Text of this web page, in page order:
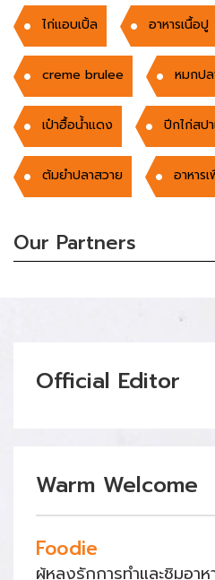
ไก่แอบเปิ้ล อาหารเนื้อปู
creme brulee หมกป
เป๋าฮื้อน้ำแดง ปีกไก่สป
ต้มยำปลาสวาย อาหาร
Our Partners
Official Editor
Warm Welcome
Foodie
ผู้หลงรักการทำและชิมอาห